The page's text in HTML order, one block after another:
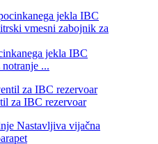
jekla IBC
...
za IBC rezervoar